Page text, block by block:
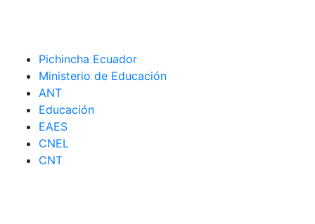
Pichincha Ecuador
Ministerio de Educación
ANT
Educación
EAES
CNEL
CNT